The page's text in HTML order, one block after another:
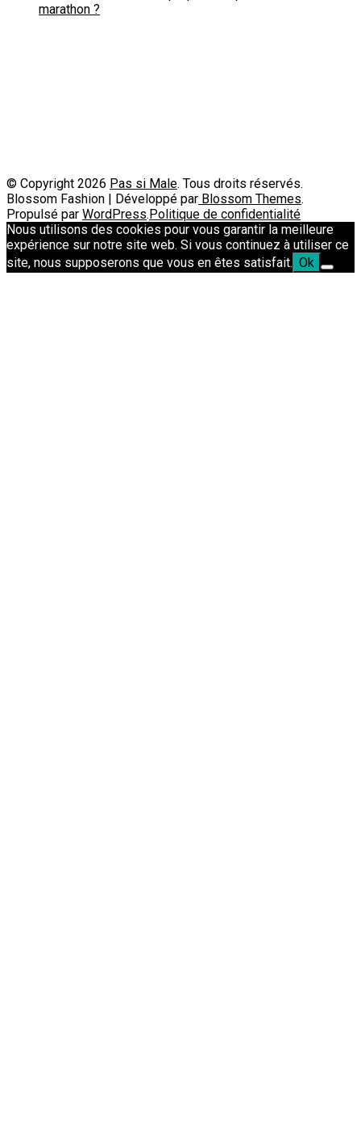
marathon ?
© Copyright 2026 Pas si Male. Tous droits réservés.
Blossom Fashion | Développé par Blossom Themes.
Propulsé par WordPress.Politique de confidentialité
Nous utilisons des cookies pour vous garantir la meilleure
expérience sur notre site web. Si vous continuez à utiliser ce
site, nous supposerons que vous en êtes satisfait. Ok